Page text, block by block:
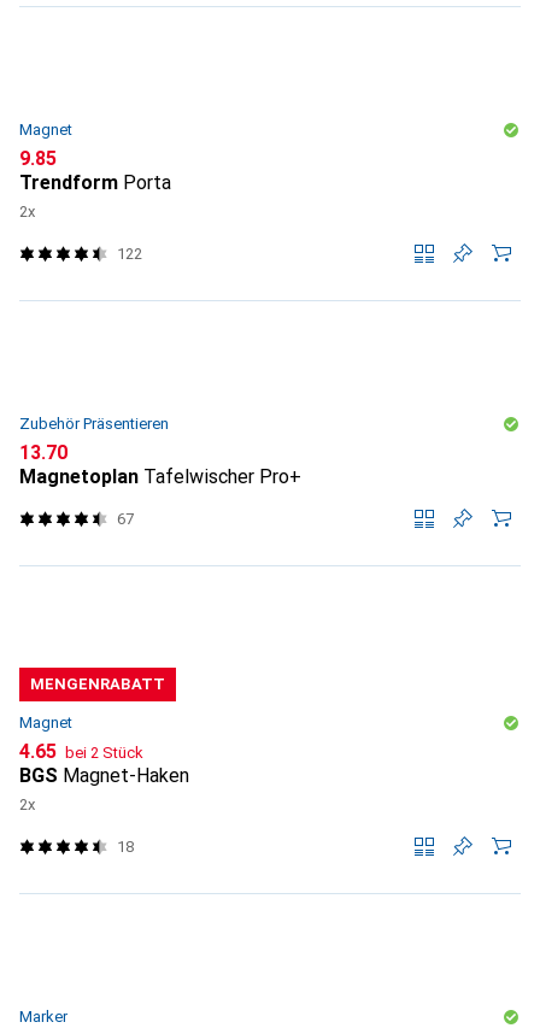
Magnet
CHF
9.85
Trendform Porta
2x
122
Zubehör Präsentieren
CHF
13.70
Magnetoplan Tafelwischer Pro+
67
MENGENRABATT
Magnet
CHF
4.65 bei 2 Stück
BGS Magnet-Haken
2x
18
Marker